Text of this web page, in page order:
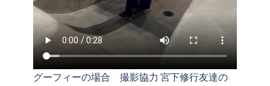
グーフィーの場合 撮影協力 宮下修行友達の